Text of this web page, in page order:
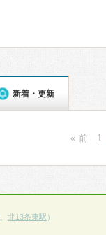
新着・更新
« 前 1
北13条東駅 ）